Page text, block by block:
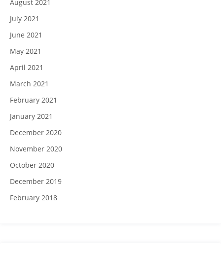
August 2021
July 2021
June 2021
May 2021
April 2021
March 2021
February 2021
January 2021
December 2020
November 2020
October 2020
December 2019
February 2018